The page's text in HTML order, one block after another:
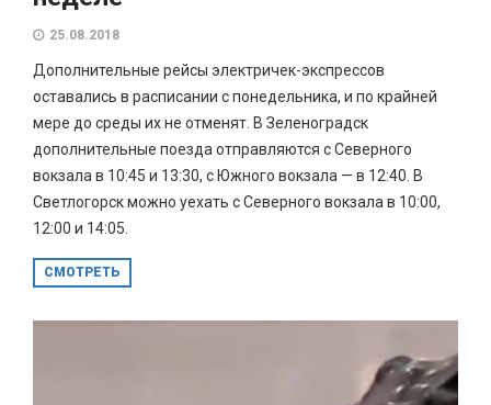
25.08.2018
Дополнительные рейсы электричек-экспрессов
оставались в расписании с понедельника, и по крайней
мере до среды их не отменят. В Зеленоградск
дополнительные поезда отправляются с Северного
вокзала в 10:45 и 13:30, с Южного вокзала — в 12:40. В
Светлогорск можно уехать с Северного вокзала в 10:00,
12:00 и 14:05.
СМОТРЕТЬ